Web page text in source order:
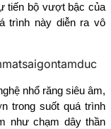
tiến bộ vượt bậc của
trình này diễn ra vô
nhổ răng siêu âm,
trong suốt quá trình
như chạm dây thần